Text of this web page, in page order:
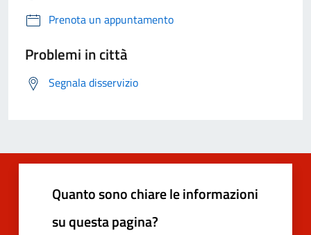
Prenota un appuntamento
Problemi in città
Segnala disservizio
Quanto sono chiare le informazioni
su questa pagina?